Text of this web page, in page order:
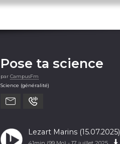
Pose ta science
par CampusFm
Science (généralité)
Lezart Marins (15.07.2025)